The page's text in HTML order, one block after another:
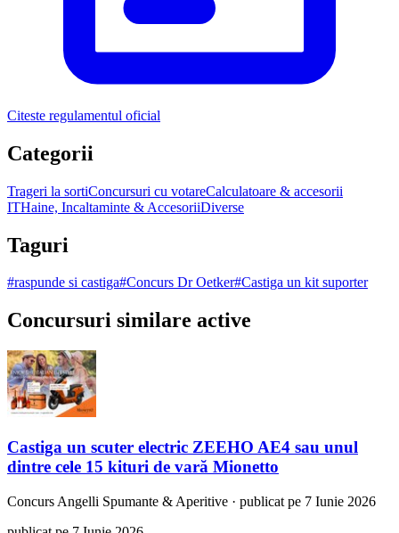
Citeste regulamentul oficial
Categorii
Trageri la sortiConcursuri cu votareCalculatoare & accesorii
ITHaine, Incaltaminte & AccesoriiDiverse
Taguri
#raspunde si castiga#Concurs Dr Oetker#Castiga un kit suporter
Concursuri similare active
Castiga un scuter electric ZEEHO AE4 sau unul
dintre cele 15 kituri de vară Mionetto
Concurs Angelli Spumante & Aperitive · publicat pe 7 Iunie 2026